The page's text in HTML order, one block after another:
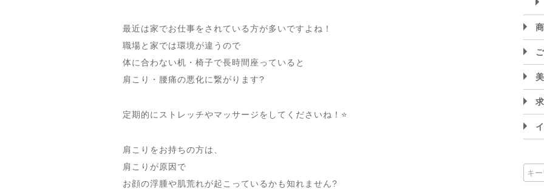
最近は家でお仕事をされている方が多いですよね！
職場と家では環境が違うので
体に合わない机・椅子で長時間座っていると
肩こり・腰痛の悪化に繋がります?
定期的にストレッチやマッサージをしてくださいね！⭐️
肩こりをお持ちの方は、
肩こりが原因で
お顔の浮腫や肌荒れが起こっているかも知れません?